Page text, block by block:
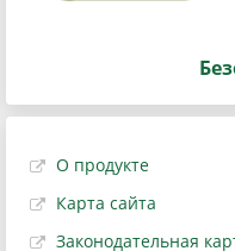
О продукте
Карта сайта
Законодательная